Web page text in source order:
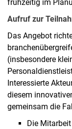
frühzeitig im
Aufruf zur
Das Angebot
(insbesondere
Interessierte
diesem
gemeinsam die
Die